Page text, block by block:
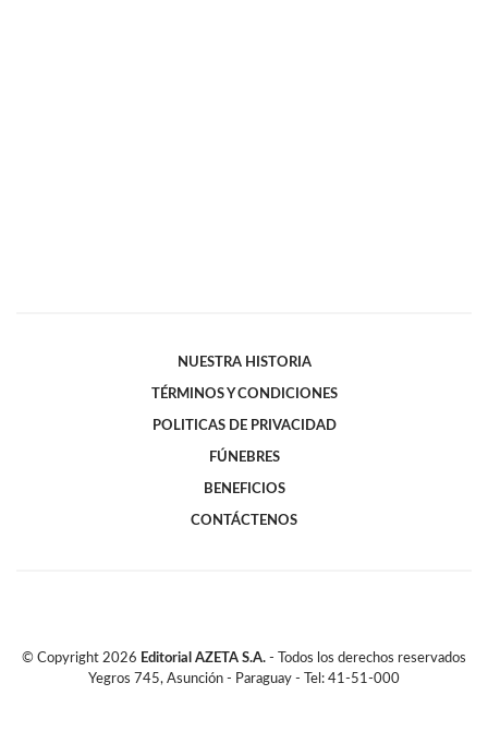
NUESTRA HISTORIA
TÉRMINOS Y CONDICIONES
POLITICAS DE PRIVACIDAD
FÚNEBRES
BENEFICIOS
CONTÁCTENOS
© Copyright 2026 Editorial AZETA S.A. - Todos los derechos reservados
Yegros 745, Asunción - Paraguay - Tel: 41-51-000